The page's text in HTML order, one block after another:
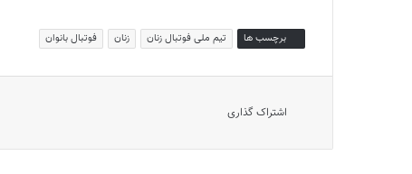
برچسب ها تیم ملی فوتبال زنان زنان فوتبال بانوان
اشتراک گذاری